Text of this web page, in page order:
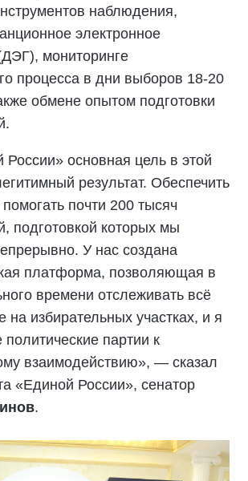
наблюдения,
электронное
мониторинге
процесса в дни выборов 18-20
обмене опытом подготовки
основная цель в этой
результат. Обеспечить
почти 200 тысяч
подготовкой которых мы
У нас создана
платформа, позволяющая в
времени отслеживать всё
на избирательных участках, и я
партии к
взаимодействию», — сказал
«Единой России», сенатор
.